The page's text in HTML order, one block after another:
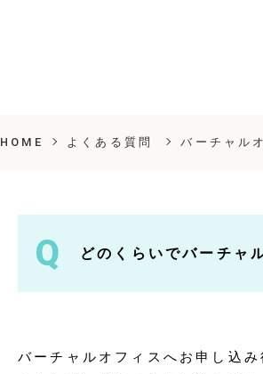
HOME よくある質問 バーチャル
Q どのくらいでバーチャ
バーチャルオフィスへお申し込